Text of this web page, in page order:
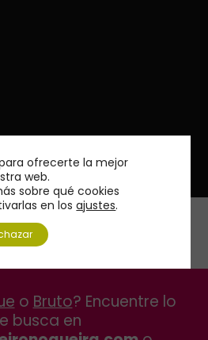
o Bruto? Encuentre lo
busca en
ofrecerte la mejor
web.
sobre qué cookies
en losajustes.